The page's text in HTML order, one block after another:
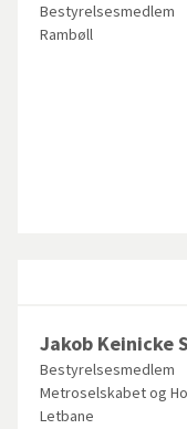
Bestyrelsesmedlem
Rambøll
Jakob Keinicke
Bestyrelsesmedlem
Metroselskabet og
Letbane